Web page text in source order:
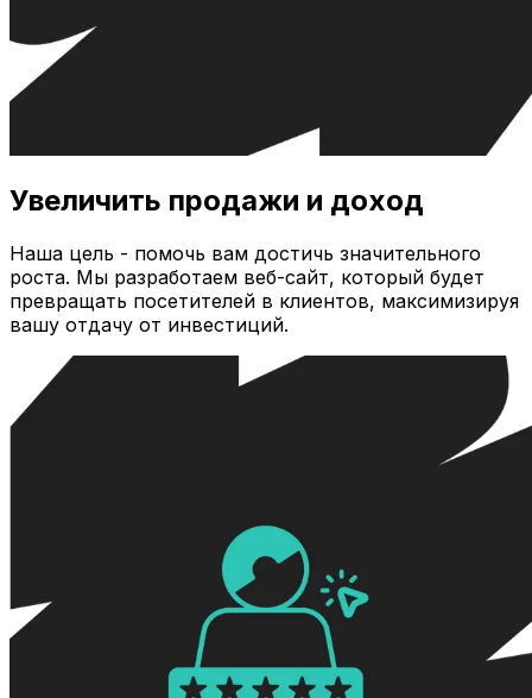
Увеличить продажи и доход
Наша цель - помочь вам достичь значительного
роста. Мы разработаем веб-сайт, который будет
превращать посетителей в клиентов, максимизируя
вашу отдачу от инвестиций.